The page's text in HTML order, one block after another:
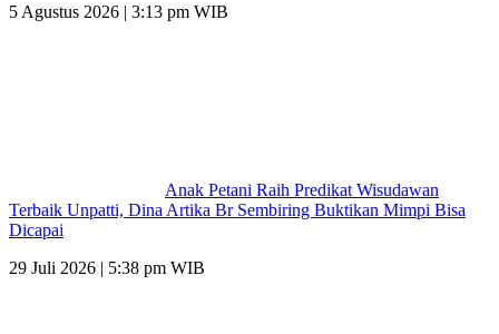
5 Agustus 2026 | 3:13 pm WIB
Anak Petani Raih Predikat Wisudawan
Terbaik Unpatti, Dina Artika Br Sembiring Buktikan Mimpi Bisa
Dicapai
29 Juli 2026 | 5:38 pm WIB